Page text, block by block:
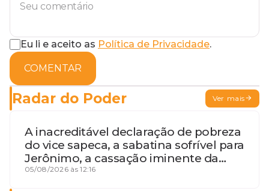
Eu li e aceito as Política de Privacidade.
COMENTAR
Radar do Poder Ver mais
A inacreditável declaração de pobreza
do vice sapeca, a sabatina sofrível para
Jerônimo, a cassação iminente da
desembargadora e a vaga do Quinto
05/08/2026 às 12:16